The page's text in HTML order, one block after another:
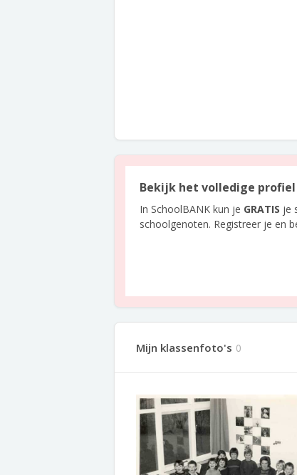
Bekijk het volledige
In SchoolBANK kun je GRATIS je
schoolgenoten. Registreer je en
Mijn klassenfoto's 0